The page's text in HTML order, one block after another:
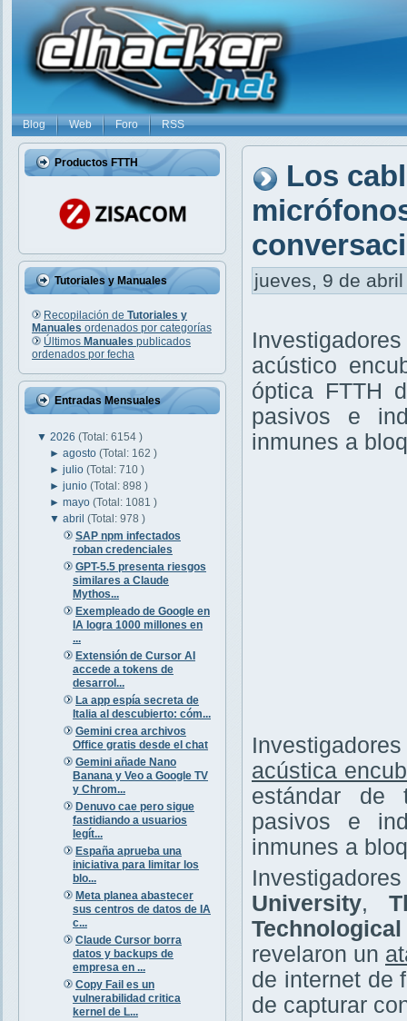
Blog Web Foro RSS
Productos FTTH
Tutoriales y Manuales
Recopilación de Tutoriales y
Manuales ordenados por categorías
Últimos Manuales publicados
ordenados por fecha
Entradas Mensuales
▼ 2026 (Total: 6154 )
►agosto(Total: 162 )
►julio(Total: 710 )
►junio(Total: 898 )
►mayo(Total: 1081 )
▼abril(Total: 978 )
SAP npm infectados
roban credenciales
GPT-5.5 presenta riesgos
similares a Claude
Mythos...
Exempleado de Google en
IA logra 1000 millones en
...
Extensión de Cursor AI
accede a tokens de
desarrol...
La app espía secreta de
Italia al descubierto: cóm...
Gemini crea archivos
Office gratis desde el chat
Gemini añade Nano
Banana y Veo a Google TV
y Chrom...
Denuvo cae pero sigue
fastidiando a usuarios
legít...
España aprueba una
iniciativa para limitar los
blo...
Meta planea abastecer
sus centros de datos de IA
c...
Claude Cursor borra
datos y backups de
empresa en ...
Copy Fail es un
vulnerabilidad critica
kernel de L...
Los
jueves, 9 de
acústico
óptica FTTH
pasivos e
inmunes a
acústica
estándar de
pasivos e
inmunes a
University,
revelaron un
de internet de
de capturar